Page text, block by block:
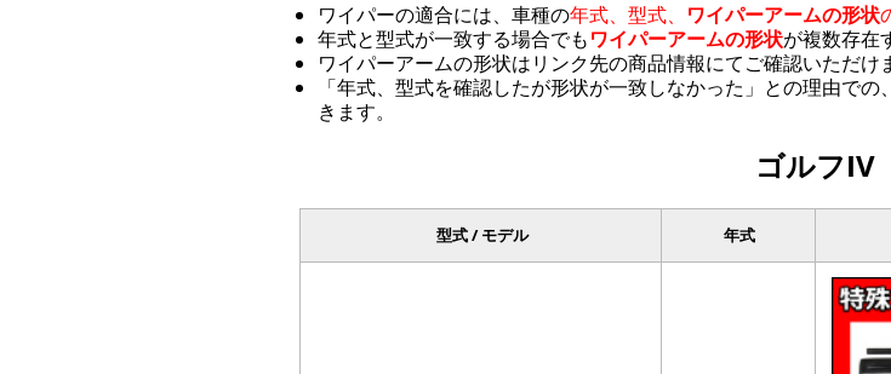
ワイパーの適合には、車種の年式、型式、 ワイパーアームの形状
年式と型式が一致する場合でもワイパーアームの形状が複数存在
ワイパーアームの形状はリンク先の商品情報にてご確認いただけ
「年式、型式を確認したが形状が一致しなかった」との理由で
きます。
ゴルフIV
型式 / モデル 年式